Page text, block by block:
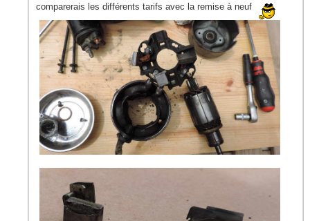
comparerais les différents tarifs avec la remise à neuf